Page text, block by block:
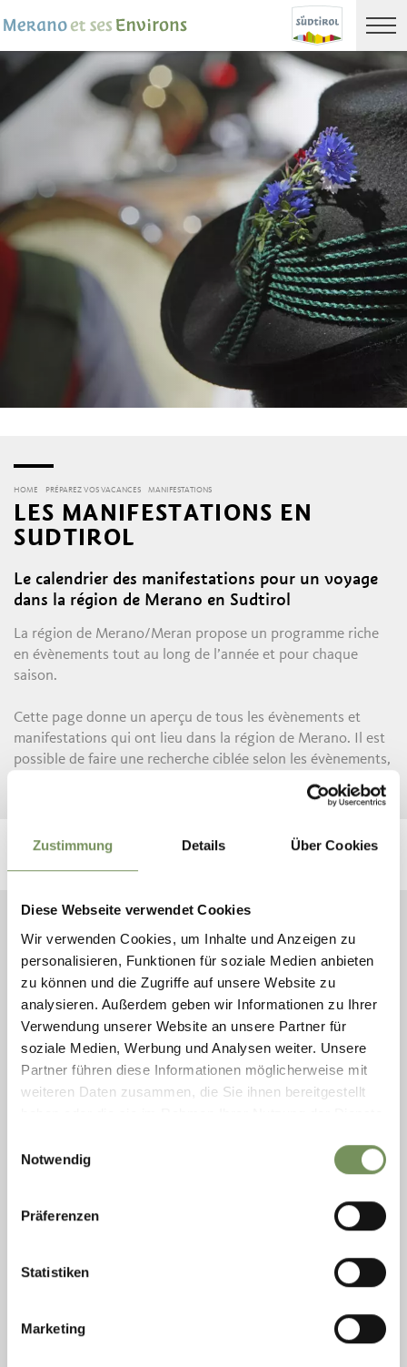
Zustimmung Details Über Cookies
Diese Webseite verwendet Cookies
Wir verwenden Cookies, um Inhalte und Anzeigen zu
personalisieren, Funktionen für soziale Medien anbieten
zu können und die Zugriffe auf unsere Website zu
analysieren. Außerdem geben wir Informationen zu Ihrer
Verwendung unserer Website an unsere Partner für
soziale Medien, Werbung und Analysen weiter. Unsere
Partner führen diese Informationen möglicherweise mit
weiteren Daten zusammen, die Sie ihnen bereitgestellt
Notwendig
Präferenzen
Statistiken
Marketing
HOME PRÉPAREZ VOS VACANCES MANIFESTATIONS
LES MANIFESTATIONS EN
SUDTIROL
Le calendrier des manifestations pour un voyage
dans la région de Merano en Sudtirol
La région de Merano/Meran propose un programme riche
en évènements tout au long de l’année et pour chaque
saison.
Cette page donne un aperçu de tous les évènements et
manifestations qui ont lieu dans la région de Merano. Il est
possible de faire une recherche ciblée selon les évènements,
PÉRIODE
CATÉGORIES